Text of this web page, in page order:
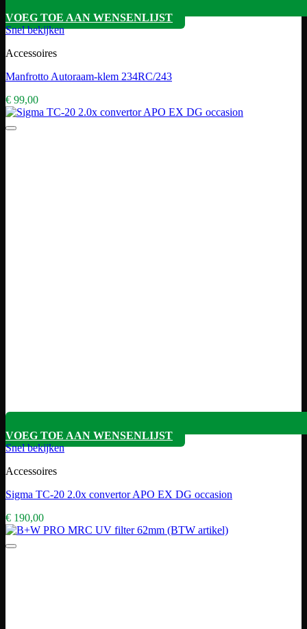
VOEG TOE AAN WENSENLIJST
Snel bekijken
Accessoires
Manfrotto Autoraam-klem 234RC/243
€ 99,00
VOEG TOE AAN WENSENLIJST
Snel bekijken
Accessoires
Sigma TC-20 2.0x convertor APO EX DG occasion
€ 190,00